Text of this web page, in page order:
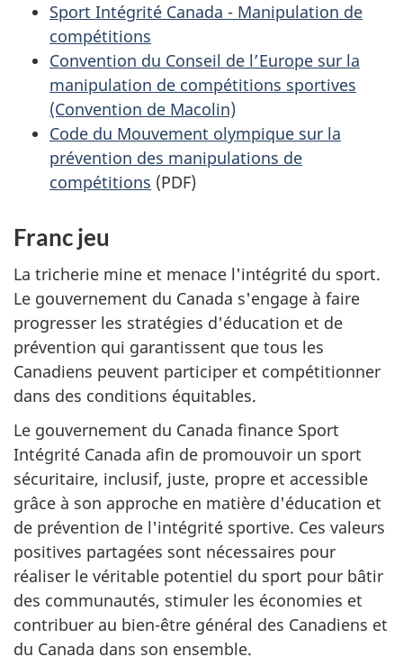
Sport Intégrité Canada - Manipulation de
compétitions
Convention du Conseil de l’Europe sur la
manipulation de compétitions sportives
(Convention de Macolin)
Code du Mouvement olympique sur la
prévention des manipulations de
compétitions (PDF)
Franc jeu
La tricherie mine et menace l'intégrité du sport.
Le gouvernement du Canada s'engage à faire
progresser les stratégies d'éducation et de
prévention qui garantissent que tous les
Canadiens peuvent participer et compétitionner
dans des conditions équitables.
Le gouvernement du Canada finance Sport
Intégrité Canada afin de promouvoir un sport
sécuritaire, inclusif, juste, propre et accessible
grâce à son approche en matière d'éducation et
de prévention de l'intégrité sportive. Ces valeurs
positives partagées sont nécessaires pour
réaliser le véritable potentiel du sport pour bâtir
des communautés, stimuler les économies et
contribuer au bien-être général des Canadiens et
du Canada dans son ensemble.